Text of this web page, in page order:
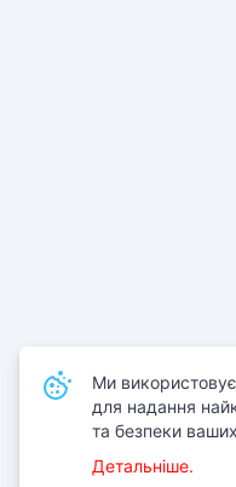
Ми
для надання
та безпеки
Детальніше.